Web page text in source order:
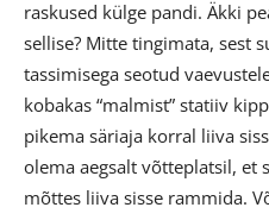
raskused külge pandi. Äkki
sellise? Mitte tingimata, sest
tassimisega seotud
kobakas “malmist” statiiv
pikema säriaja korral liiva
olema aegsalt võtteplatsil, et
mõttes liiva sisse rammida.